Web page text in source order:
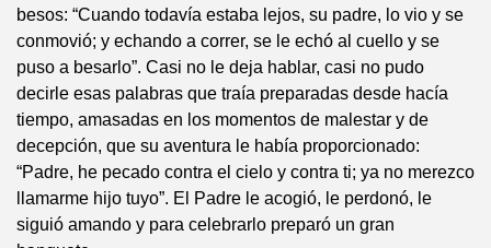
besos: “Cuando todavía estaba lejos, su padre, lo vio y se
conmovió; y echando a correr, se le echó al cuello y se
puso a besarlo”. Casi no le deja hablar, casi no pudo
decirle esas palabras que traía preparadas desde hacía
tiempo, amasadas en los momentos de malestar y de
decepción, que su aventura le había proporcionado:
“Padre, he pecado contra el cielo y contra ti; ya no merezco
llamarme hijo tuyo”. El Padre le acogió, le perdonó, le
siguió amando y para celebrarlo preparó un gran